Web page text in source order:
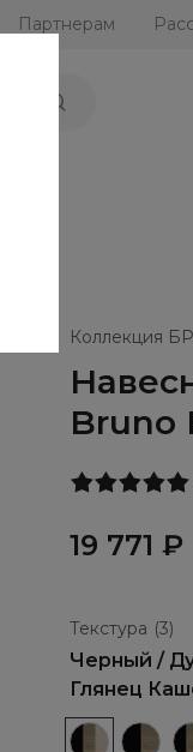
Партнерам
Коллекция
Bruno
19 771 ₽
Текстура (3)
Черный /
Глянец